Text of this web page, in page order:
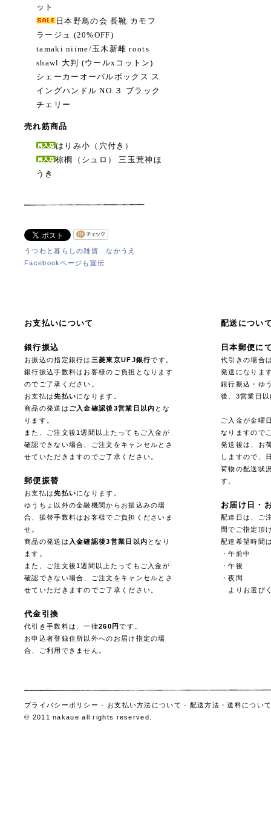
ット
日本野鳥の会 長靴 カモフ
ラージュ (20%OFF)
tamaki niime/玉木新雌 roots
shawl 大判 (ウールxコットン)
シェーカーオーバルボックス ス
イングハンドル NO.３ ブラック
チェリー
売れ筋商品
はりみ小（穴付き）
棕櫚（シュロ） 三玉荒神ほ
うき
うつわと暮らしの雑貨 なかうえ
Facebookページも宣伝
お支払いについて
銀行振込
お振込の指定銀行は 三菱東京UFJ銀行です。
銀行振込手数料はお客様のご負担となります
のでご了承ください。
お支払は先払いになります。
商品の発送は ご入金確認後3営業日以内 とな
ります。
また、ご注文後1週間以上たってもご入金が
確認できない場合、ご注文をキャンセルとさ
せていただきますのでご了承ください。
郵便振替
お支払は先払いになります。
ゆうちょ以外の金融機関からお振込みの場
合、振替手数料はお客様でご負担くださいま
せ。
商品の発送は 入金確認後3営業日以内 となり
ます。
また、ご注文後1週間以上たってもご入金が
確認できない場合、ご注文をキャンセルとさ
せていただきますのでご了承ください。
代金引換
代引き手数料は、一律260円です。
お申込者登録住所以外へのお届け指定の場
合、ご利用できません。
配送につい
日本郵便に
代引きの場合
発送になりま
銀行振込・ゆ
後、3営業日
ご入金が金曜
なりますので
発送後は、お
しますので、
荷物の配送状
す。
お届け日・
配達日は、ご
間でご指定頂
配達希望時間
・午前中
・午後
・夜間
よりお選び
プライバシーポリシー - お支払い方法について - 配送方法・送料につい
© 2011 nakaue all rights reserved.